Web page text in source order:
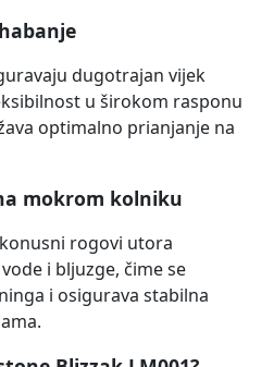
dugotrajan vijek
u širokom rasponu
optimalno prianjanje na
mokrom kolniku
rogovi utora
i bljuzge, čime se
i osigurava stabilna